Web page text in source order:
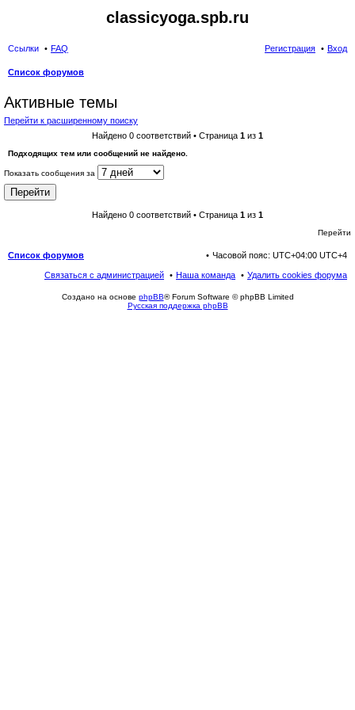
classicyoga.spb.ru
Ссылки FAQ Вход
Регистрация
Список форумов
Активные темы
Перейти к расширенному поиску
Найдено 0 соответствий • Страница 1 из 1
Подходящих тем или сообщений не найдено.
Показать сообщения за
Найдено 0 соответствий • Страница 1 из 1
Перейти
Список форумов Часовой пояс: UTC+04:00 UTC+4
Удалить cookies форума
Наша команда
Связаться с администрацией
Создано на основе phpBB® Forum Software © phpBB Limited
Русская поддержка phpBB